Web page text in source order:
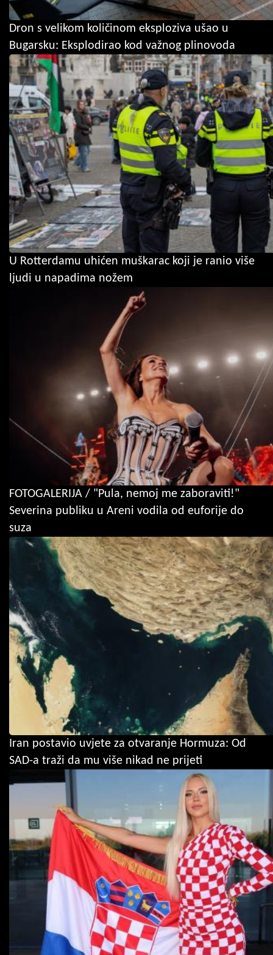
Dron s velikom količinom eksploziva ušao u
Bugarsku: Eksplodirao kod važnog plinovoda
U Rotterdamu uhićen muškarac koji je ranio više
ljudi u napadima nožem
FOTOGALERIJA / "Pula, nemoj me zaboraviti!"
Severina publiku u Areni vodila od euforije do
suza
Iran postavio uvjete za otvaranje Hormuza: Od
SAD-a traži da mu više nikad ne prijeti